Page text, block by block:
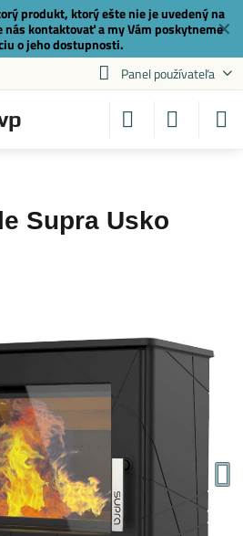
✕
produkt, ktorý ešte nie je uvedený na
nás kontaktovaťa my Vám poskytneme
o jeho dostupnosti.
Panel používateľa
Supra Usko